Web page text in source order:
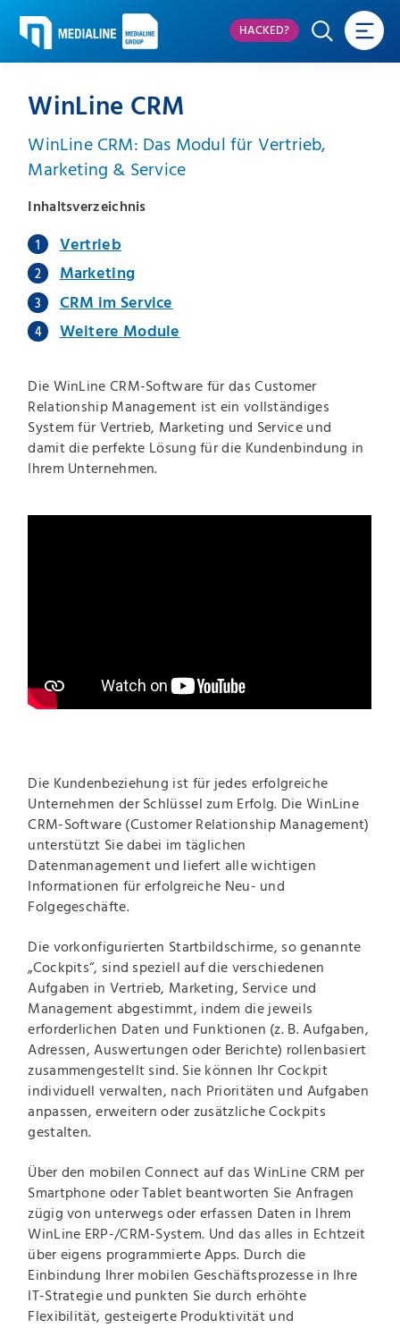
HACKED?
WinLine CRM
WinLine CRM: Das Modul für Vertrieb,
Marketing & Service
Inhaltsverzeichnis
Vertrieb
Marketing
CRM im Service
Weitere Module
Die WinLine CRM-Software für das Customer
Relationship Management ist ein vollständiges
System für Vertrieb, Marketing und Service und
damit die perfekte Lösung für die Kundenbindung in
Ihrem Unternehmen.
Die Kundenbeziehung ist für jedes erfolgreiche
Unternehmen der Schlüssel zum Erfolg. Die WinLine
CRM-Software (Customer Relationship Management)
unterstützt Sie dabei im täglichen
Datenmanagement und liefert alle wichtigen
Informationen für erfolgreiche Neu- und
Folgegeschäfte.
Die vorkonfigurierten Startbildschirme, so genannte
„Cockpits“, sind speziell auf die verschiedenen
Aufgaben in Vertrieb, Marketing, Service und
Management abgestimmt, indem die jeweils
erforderlichen Daten und Funktionen (z. B. Aufgaben,
Adressen, Auswertungen oder Berichte) rollenbasiert
zusammengestellt sind. Sie können Ihr Cockpit
individuell verwalten, nach Prioritäten und Aufgaben
anpassen, erweitern oder zusätzliche Cockpits
gestalten.
Über den mobilen Connect auf das WinLine CRM per
Smartphone oder Tablet beantworten Sie Anfragen
zügig von unterwegs oder erfassen Daten in Ihrem
WinLine ERP-/CRM-System. Und das alles in Echtzeit
über eigens programmierte Apps. Durch die
Einbindung Ihrer mobilen Geschäftsprozesse in Ihre
IT-Strategie und punkten Sie durch erhöhte
Flexibilität, gesteigerte Produktivität und